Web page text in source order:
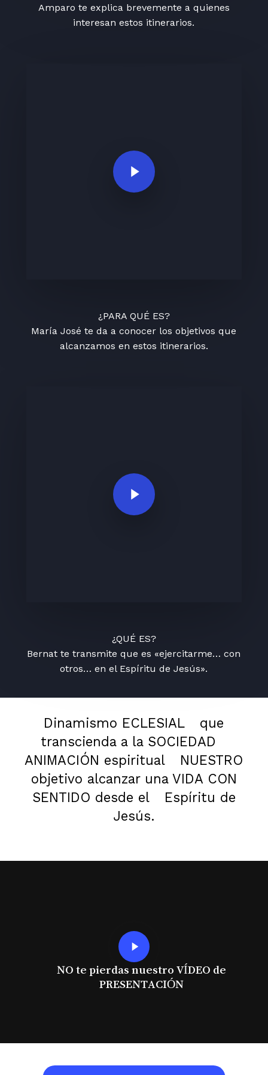
Amparo te explica brevemente a quienes
interesan estos itinerarios.
Play Video
¿PARA QUÉ ES?
María José te da a conocer los objetivos que
alcanzamos en estos itinerarios.
Play Video
¿QUÉ ES?
Bernat te transmite que es «ejercitarme… con
otros… en el Espíritu de Jesús».
Dinamismo ECLESIAL
que
transcienda a la SOCIEDAD
ANIMACIÓN espiritual
NUESTRO
objetivo alcanzar una VIDA CON
SENTIDO desde el
Espíritu de
Jesús.
Play
Video
NO te pierdas nuestro VÍDEO de
PRESENTACIÓN